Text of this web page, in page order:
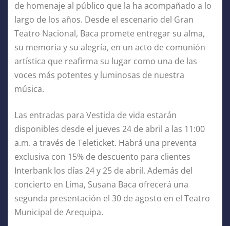
de homenaje al público que la ha acompañado a lo
largo de los años. Desde el escenario del Gran
Teatro Nacional, Baca promete entregar su alma,
su memoria y su alegría, en un acto de comunión
artística que reafirma su lugar como una de las
voces más potentes y luminosas de nuestra
música.
Las entradas para Vestida de vida estarán
disponibles desde el jueves 24 de abril a las 11:00
a.m. a través de Teleticket. Habrá una preventa
exclusiva con 15% de descuento para clientes
Interbank los días 24 y 25 de abril. Además del
concierto en Lima, Susana Baca ofrecerá una
segunda presentación el 30 de agosto en el Teatro
Municipal de Arequipa.